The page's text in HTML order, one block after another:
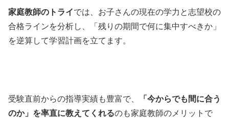
家庭教師のトライでは、お子さんの現在の学力と志望校の
合格ラインを分析し、「残りの期間で何に集中すべきか」
を逆算して学習計画を立てます。
受験直前からの指導実績も豊富で、
「今からでも間に合う
のか」を率直に教えてくれるのも家庭教師のメリットで